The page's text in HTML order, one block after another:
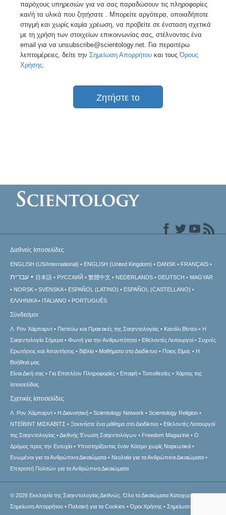
παρόχους υπηρεσιών για να σας παραδώσουν τις πληροφορίες
και/ή τα υλικά που ζητήσατε . Μπορείτε αργότερα, οποιαδήποτε
στιγμή και χωρίς καμία χρέωση, να προβείτε σε ένσταση σχετικά
με τη χρήση των στοιχείων επικοινωνίας σας, στέλνοντας ένα
email για να unsubscribe@scientology.net. Για περαιτέρω
λεπτομέρειες, δείτε την Σημείωση Απορρήτου και τουςΌρους
Χρήσης.
Ζητήστε το
Διεθνείς Ιστοσελίδες
ENGLISH (US/International) ENGLISH (United Kingdom) DANSK FRANÇAIS
עברית 日本語 РУССКИЙ 繁體中文 NEDERLANDS DEUTSCH
MAGYAR
NORSK
SVENSKA ESPAÑOL (LATINO)
ESPAÑOL (CASTELLANO)
ΕΛΛΗΝΙΚA
ITALIANO PORTUGUÊS
Σύνδεσμοι
Λ. Ρον Χάμπαρντ Πιστεύω και Πρακτικές της Σαηεντολογίας Κανάλι Βίντεο
Η
Σαηεντολογία Σήμερα
Φωνή για την Ανθρωπότητα Εθελοντές Λειτουργοί
Συχνές
Ερωτήσεις και Απαντήσεις
Βιβλία Μαθήματα στο Διαδίκτυο Ποιος Είμαι;
Η
Βοήθειά μας
Είναι Δική σας
Για Επιπλέον Πληροφορίες Επαφή Τοποθεσίες
Χάρτης της
Ιστοσελίδας
Σχετικές Ιστοσελίδες
Λ. Ρον Χάμπαρντ Η Διανοητική Scientology Network
Scientology Religion
ΝΤΕΪΒΙΝΤ ΜΙΣΚAΒΙΤΣ
Ξεκινήστε ένα μάθημα στο Διαδίκτυο
Εθελοντές Λειτουργοί
της Σαηεντολογίας
Διεθνής Ένωση Σαηεντολόγων Freedom Magazine
Ο
Δρόμος προς την Ευτυχία
Υποστηρίζοντας έναν Κόσμο χωρίς Ναρκωτικά
Ενωµένοι για τα Ανθρώπινα Δικαιώµατα
Νεολαία για τα Ανθρώπινα Δικαιώματα
Επιτροπή Πολιτών για τα Ανθρώπινα Δικαιώματα
© 2026 Εκκλησία της Σαηεντολογίας Διεθνώς.Όλα τα Δικαιώματα Κατοχυρωμένα.
Σημείωση Απορρήτου • Πολιτική για τα Cookies •Όροι Χρήσης • Σημείωση σχετική